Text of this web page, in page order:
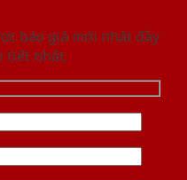
báo giá mới nhât đầy
tiết nhất.